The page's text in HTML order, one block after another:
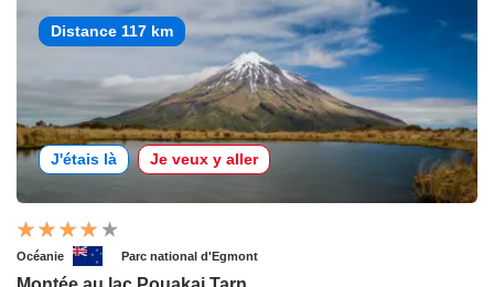
Distance 117 km
J'étais là Je veux y aller
Océanie Parc national d'Egmont